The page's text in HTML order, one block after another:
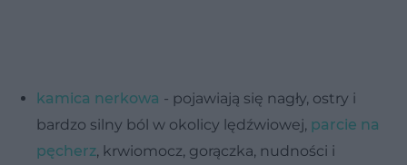
kamica nerkowa - pojawiają się nagły, ostry i
bardzo silny ból w okolicy lędźwiowej, parcie na
pęcherz, krwiomocz, gorączka, nudności i